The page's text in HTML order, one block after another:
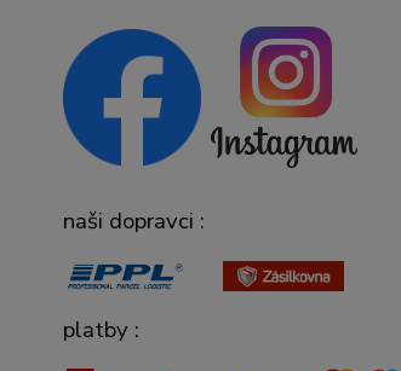
naši dopravci :
platby :